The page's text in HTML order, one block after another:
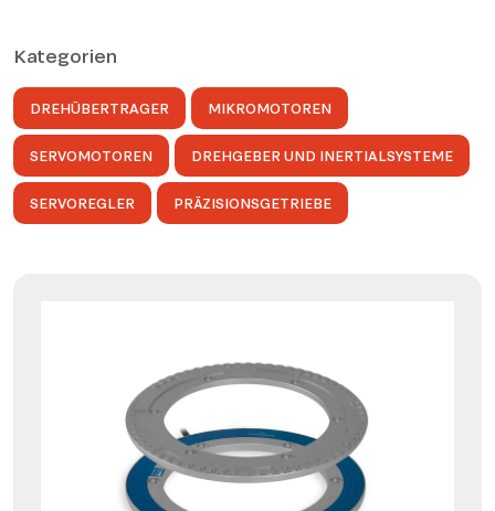
Kategorien
DREHÜBERTRAGER MIKROMOTOREN
SERVOMOTOREN DREHGEBER UND INERTIALSYSTEME
SERVOREGLER PRÄZISIONSGETRIEBE